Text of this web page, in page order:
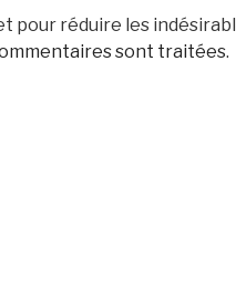
pour réduire les
sont traitées.